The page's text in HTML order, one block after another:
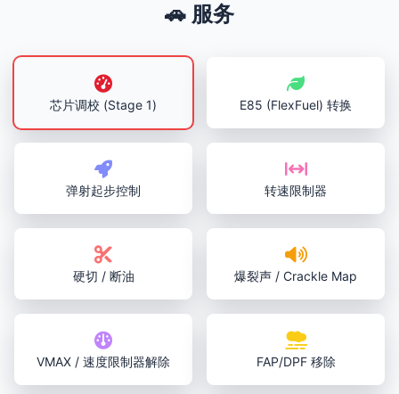
🚗 服务
芯片调校 (Stage 1) E85 (FlexFuel) 转换
弹射起步控制 转速限制器
硬切 / 断油 爆裂声 / Crackle Map
VMAX / 速度限制器解除 FAP/DPF 移除